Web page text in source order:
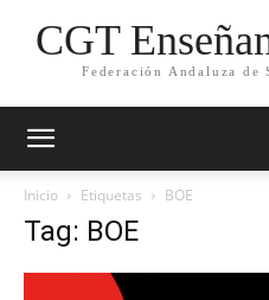
CGT
Federación Andaluza de
Inicio Etiquetas BOE
Tag: BOE